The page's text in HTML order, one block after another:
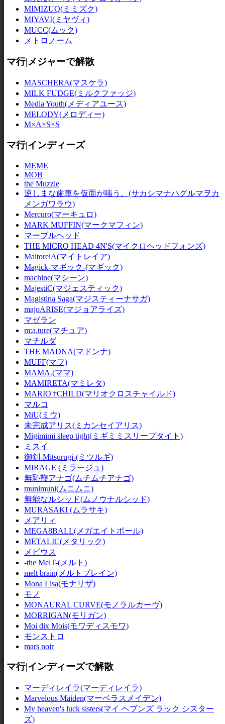
MIMIZUQ(ミミズク)
MIYAVI(ミヤヴィ)
MUCC(ムック)
メトロノーム
マ行|メジャーで解散
MASCHERA(マスケラ)
MILK FUDGE(ミルクファッジ)
Media Youth(メディアユース)
MELODY(メロディー)
M×A×S×S
マ行|インディーズ
MEME
MOB
the Muzzle
逆しまな歯車を仮面が嗤う。(サカシマナハグルマヲカ
メンガワラウ)
Mercuro(マーキュロ)
MARK MUFFIN(マークマフィン)
マーブルヘッド
THE MICRO HEAD 4N'S(マイクロヘッドフォンズ)
MaitoreiA(マイトレイア)
Magick-マギック-(マギック)
machine(マシーン)
MajestiC(マジェスティック)
Magistina Saga(マジスティーナサガ)
majoARISE(マジョアライズ)
マゼラン
m:a.ture(マチュア)
マチルダ
THE MADNA(マドンナ)
MUFF(マフ)
MAMA.(ママ)
MAMIRETA(マミレタ)
MARIO'†CHILD(マリオクロスチャイルド)
マルコ
MiU(ミウ)
未完成アリス(ミカンセイアリス)
Migimimi sleep tight(ミギミミスリープタイト)
ミスイ
御剣-Mitsurugi-(ミツルギ)
MIRAGE (ミラージュ)
無恥鞭アナゴ(ムチムチアナゴ)
munimuni(ムニムニ)
無能なルシッド(ムノウナルシッド)
MURASAKI (ムラサキ)
メアリィ
MEGA8BALL(メガエイトボール)
METALIC(メタリック)
メビウス
-the MelT-(メルト)
melt brain(メルトブレイン)
Mona Lisa(モナリザ)
モノ
MONAURAL CURVE(モノラルカーヴ)
MORRIGAN(モリガン)
Moi dix Mois(モワディスモワ)
モンストロ
mars noir
マ行|インディーズで解散
マーディレイラ(マーディレイラ)
Marvelous Maiden(マーベラスメイデン)
My heaven's luck sisters(マイ ヘブンズ ラック シスター
ズ)